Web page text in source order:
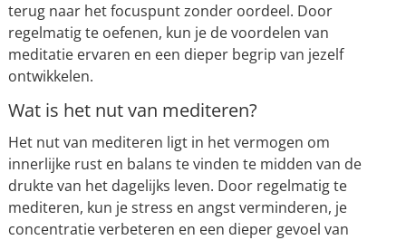
terug naar het focuspunt zonder oordeel. Door
regelmatig te oefenen, kun je de voordelen van
meditatie ervaren en een dieper begrip van jezelf
ontwikkelen.
Wat is het nut van mediteren?
Het nut van mediteren ligt in het vermogen om
innerlijke rust en balans te vinden te midden van de
drukte van het dagelijks leven. Door regelmatig te
mediteren, kun je stress en angst verminderen, je
concentratie verbeteren en een dieper gevoel van